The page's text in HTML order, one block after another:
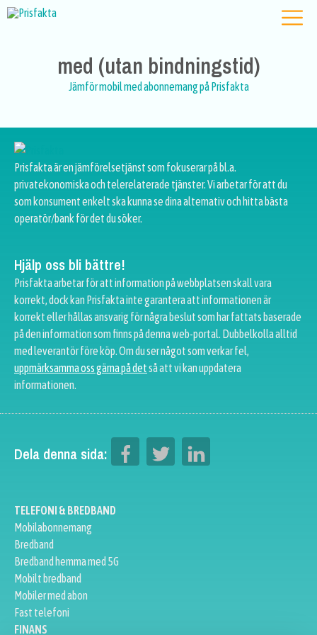
med (utan bindningstid)
Jämför mobil med abonnemang på Prisfakta
Prisfakta är en jämförelsetjänst som fokuserar på bl.a.
privatekonomiska och telerelaterade tjänster. Vi arbetar för att du
som konsument enkelt ska kunna se dina alternativ och hitta bästa
operatör/bank för det du söker.
Hjälp oss bli bättre!
Prisfakta arbetar för att information på webbplatsen skall vara
korrekt, dock kan Prisfakta inte garantera att informationen är
korrekt eller hållas ansvarig för några beslut som har fattats baserade
på den information som finns på denna web-portal. Dubbelkolla alltid
med leverantör före köp. Om du ser något som verkar fel,
uppmärksamma oss gärna på detså att vi kan uppdatera
informationen.
Dela denna sida:
TELEFONI & BREDBAND
Mobilabonnemang
Bredband
Bredband hemma med 5G
Mobilt bredband
Mobiler med abon
Fast telefoni
FINANS